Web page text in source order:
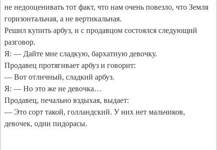
не недооценивать тот факт, что нам очень повезло, что Земля
горизонтальная, а не вертикальная.
Решил купить арбуз, и с продавцом состоялся следующий
разговор.
Я: — Дайте мне сладкую, бархатную девочку.
Продавец протягивает арбуз и говорит:
— Вот отличный, сладкий арбуз.
Я: — Но это же не девочка…
Продавец, печально вздыхая, выдает:
— Это сорт такой, голландский. У них нет мальчиков,
девочек, одни пидорасы.